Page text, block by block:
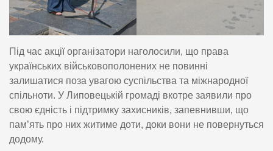
Під час акції організатори наголосили, що права
українських військовополонених не повинні
залишатися поза увагою суспільства та міжнародної
спільноти. У Липовецькій громаді вкотре заявили про
свою єдність і підтримку захисників, запевнивши, що
пам’ять про них житиме доти, доки вони не повернуться
додому.